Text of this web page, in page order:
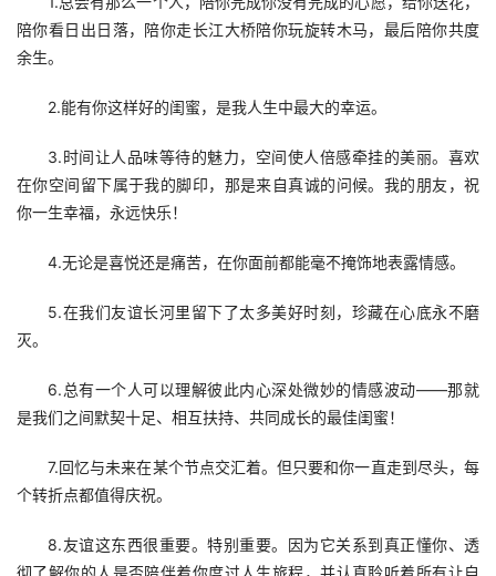
陪你看日出日落，陪你走长江大桥陪你玩旋转木马，最后陪你共度
余生。
2.能有你这样好的闺蜜，是我人生中最大的幸运。
3.时间让人品味等待的魅力，空间使人倍感牵挂的美丽。喜欢
在你空间留下属于我的脚印，那是来自真诚的问候。我的朋友，祝
你一生幸福，永远快乐！
4.无论是喜悦还是痛苦，在你面前都能毫不掩饰地表露情感。
5.在我们友谊长河里留下了太多美好时刻，珍藏在心底永不磨
灭。
6.总有一个人可以理解彼此内心深处微妙的情感波动——那就
是我们之间默契十足、相互扶持、共同成长的最佳闺蜜！
7.回忆与未来在某个节点交汇着。但只要和你一直走到尽头，每
个转折点都值得庆祝。
8.友谊这东西很重要。特别重要。因为它关系到真正懂你、透
彻了解你的人是否陪伴着你度过人生旅程，并认真聆听着所有让自